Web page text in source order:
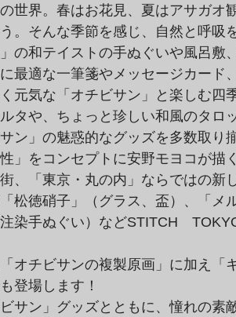
世界。春はお花見、夏はアサガオ
。そんな季節を感じ、自然と呼吸
の和テイストの手ぬぐいや風呂敷
最適な一筆箋やメッセージカード
元気な「オチビサン」と楽しむ四
タや、ちょっと珍しい和風のタロ
ン」の魅惑的なグッズを多数取
」をコンセプトに安野モヨコが描
、「東京・丸の内」ならではの新
松徳硝子」（グラス、盃）、「メ
染手ぬぐい）などSTITCH　
オチビサンの複製原画」に加え「
登場します！
サン」グッズとともに、憧れの素